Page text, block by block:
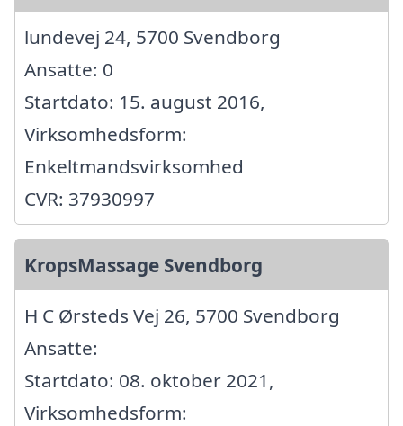
lundevej 24, 5700 Svendborg
Ansatte: 0
Startdato: 15. august 2016,
Virksomhedsform:
Enkeltmandsvirksomhed
CVR: 37930997
KropsMassage Svendborg
H C Ørsteds Vej 26, 5700 Svendborg
Ansatte:
Startdato: 08. oktober 2021,
Virksomhedsform: